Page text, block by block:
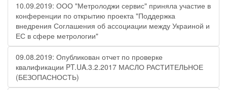
10.09.2019: ООО "Метролоджи сервис" приняла участие в
конференции по открытию проекта "Поддержка
внедрения Соглашения об ассоциации между Украиной и
ЕС в сфере метрологии"
09.08.2019: Опубликован отчет по проверке
квалификации PT.UA.3.2.2017 МАСЛО РАСТИТЕЛЬНОЕ
(БЕЗОПАСНОСТЬ)